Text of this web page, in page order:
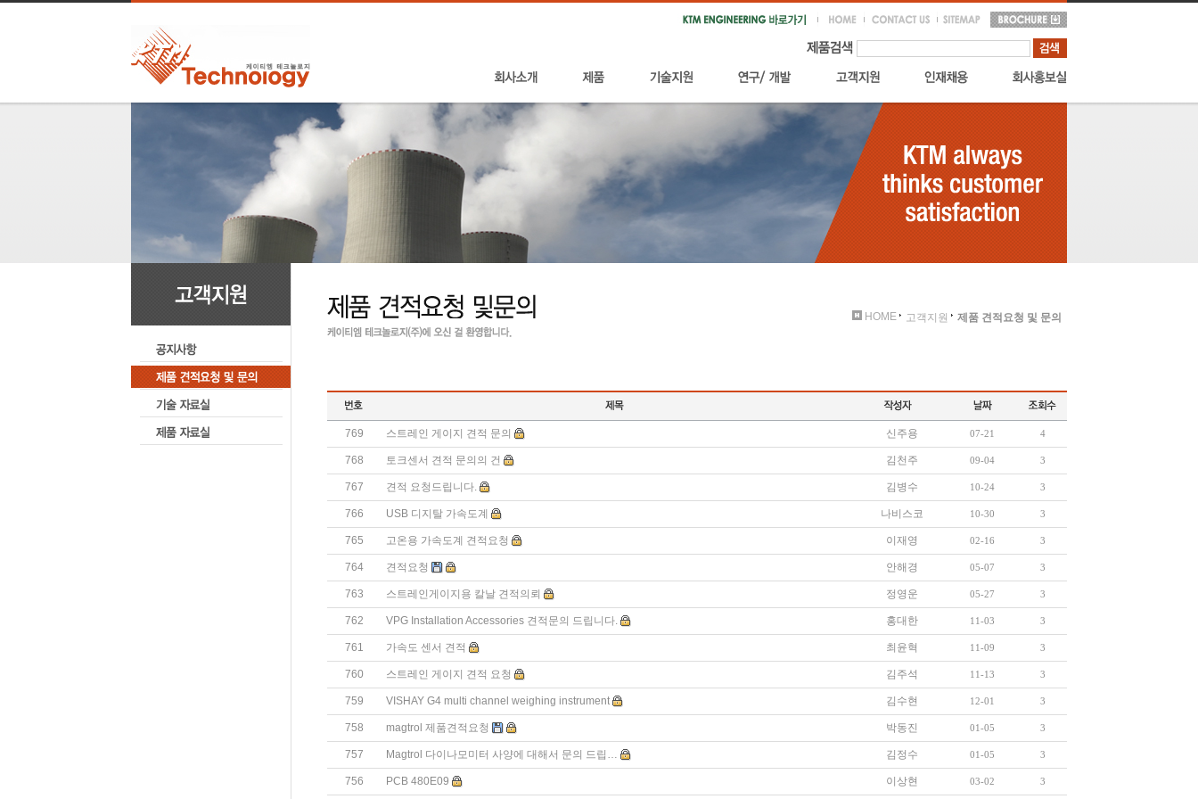
HOME 고객지원 제품 견적요청 및 문의
769 스트레인 게이지 견적 문의 신주용 07-21 4
768 토크센서 견적 문의의 건 김천주 09-04 3
767 견적 요청드립니다. 김병수 10-24 3
766 USB 디지탈 가속도계 나비스코 10-30 3
765 고온용 가속도계 견적요청 이재영 02-16 3
764 견적요청 안해경 05-07 3
763 스트레인게이지용 칼날 견적의뢰 정영운 05-27 3
762 VPG Installation Accessories 견적문의 드립니다. 홍대한 11-03 3
761 가속도 센서 견적 최윤혁 11-09 3
760 스트레인 게이지 견적 요청 김주석 11-13 3
759 VISHAY G4 multi channel weighing instrument 김수현 12-01 3
758 magtrol 제품견적요청 박동진 01-05 3
757 Magtrol 다이나모미터 사양에 대해서 문의 드립… 김정수 01-05 3
756 PCB 480E09 이상현 03-02 3